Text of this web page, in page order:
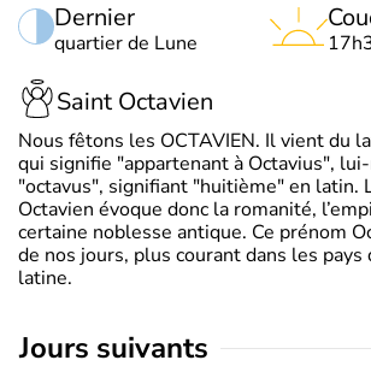
Dernier
quartier de Lune
Saint Octavien
Nous fêtons les OCTAVIEN. Il vient du
qui signifie "appartenant à Octavius",
"octavus", signifiant "huitième" en latin.
Octavien évoque donc la romanité,
certaine noblesse antique. Ce prénom
de nos jours, plus courant dans les
latine.
jours suivants